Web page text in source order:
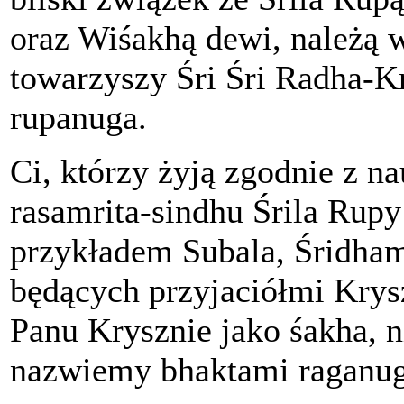
oraz Wiśakhą dewi, należą
towarzyszy Śri Śri Radha-
rupanuga.
Ci, którzy żyją zgodnie z
rasamrita-sindhu Śrila
przykładem Subala,
będących przyjaciółmi
Panu Krysznie jako śakha,
nazwiemy bhaktami